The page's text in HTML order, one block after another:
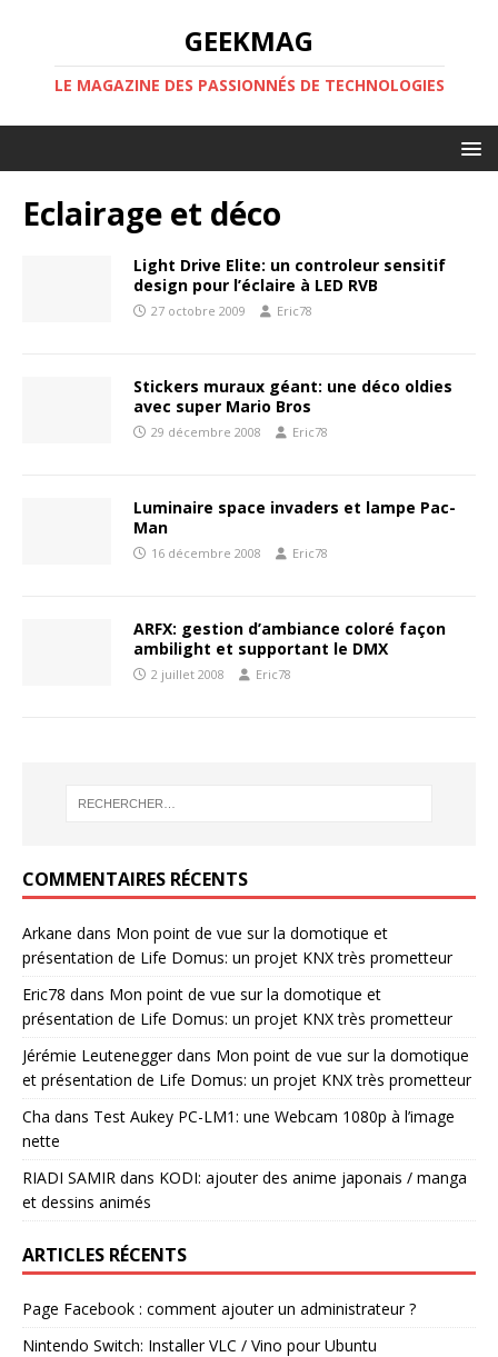
GEEKMAG
LE MAGAZINE DES PASSIONNÉS DE TECHNOLOGIES
Eclairage et déco
Light Drive Elite: un controleur sensitif
design pour l’éclaire à LED RVB
27 octobre 2009 Eric78
Stickers muraux géant: une déco oldies
avec super Mario Bros
29 décembre 2008 Eric78
Luminaire space invaders et lampe Pac-
Man
16 décembre 2008 Eric78
ARFX: gestion d’ambiance coloré façon
ambilight et supportant le DMX
2 juillet 2008 Eric78
COMMENTAIRES RÉCENTS
Arkane dans Mon point de vue sur la domotique et
présentation de Life Domus: un projet KNX très prometteur
Eric78 dans Mon point de vue sur la domotique et
présentation de Life Domus: un projet KNX très prometteur
Jérémie Leuteneggerdans Mon point de vue sur la domotique
et présentation de Life Domus: un projet KNX très prometteur
Cha dans Test Aukey PC-LM1: une Webcam 1080p à l’image
nette
RIADI SAMIR dans KODI: ajouter des anime japonais / manga
et dessins animés
ARTICLES RÉCENTS
Page Facebook : comment ajouter un administrateur ?
Nintendo Switch: Installer VLC / Vino pour Ubuntu